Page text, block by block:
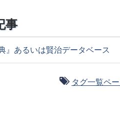
事
』あるいは賢治データベース
タグ一覧ペ